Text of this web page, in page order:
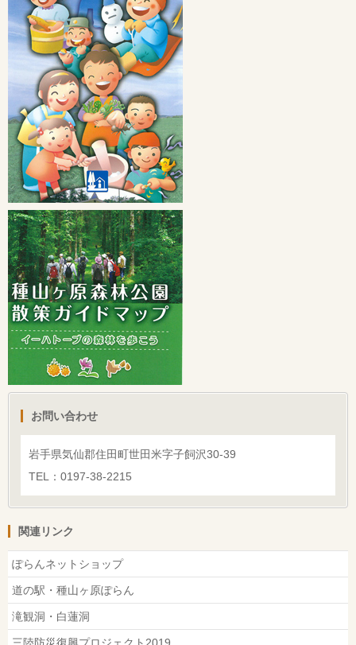
お問い合わせ
岩手県気仙郡住田町世田米字子飼沢30-39
TEL：0197-38-2215
関連リンク
ぽらんネットショップ
道の駅・種山ヶ原ぽらん
滝観洞・白蓮洞